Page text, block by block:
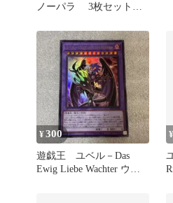
ノーパラ 3枚セット
¥300
遊戯王 ユベル－Das
Ewig Liebe Wachter ウル
¥